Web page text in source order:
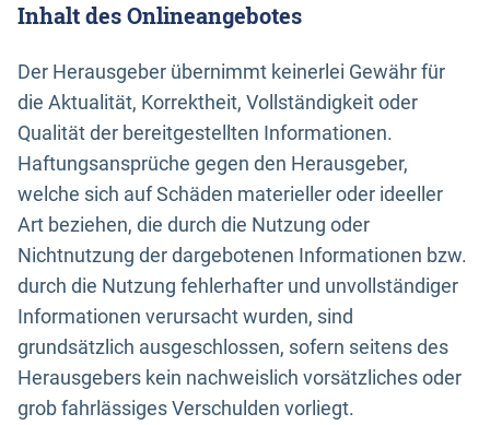
Inhalt des Onlineangebotes
Der Herausgeber übernimmt keinerlei Gewähr für
die Aktualität, Korrektheit, Vollständigkeit oder
Qualität der bereitgestellten Informationen.
Haftungsansprüche gegen den Herausgeber,
welche sich auf Schäden materieller oder ideeller
Art beziehen, die durch die Nutzung oder
Nichtnutzung der dargebotenen Informationen bzw.
durch die Nutzung fehlerhafter und unvollständiger
Informationen verursacht wurden, sind
grundsätzlich ausgeschlossen, sofern seitens des
Herausgebers kein nachweislich vorsätzliches oder
grob fahrlässiges Verschulden vorliegt.